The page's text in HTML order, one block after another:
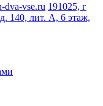
dva-vse.ru 191025, г
140, лит. А, 6 этаж,